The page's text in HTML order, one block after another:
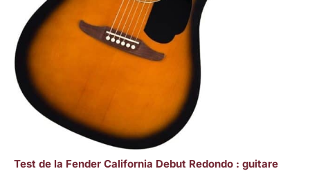
Test de la Fender California Debut Redondo : guitare